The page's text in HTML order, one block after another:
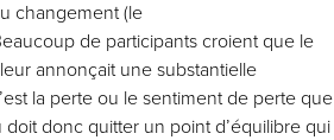
changement (le
de participants croient que le
annonçait une substantielle
la perte ou le sentiment de perte que
donc quitter un point d’équilibre qui